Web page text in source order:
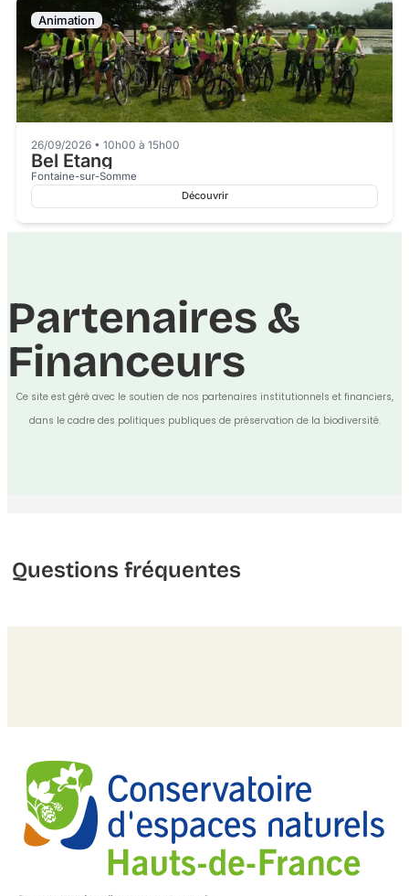
Animation
26/09/2026 • 10h00 à 15h00
Bel Etang
Fontaine-sur-Somme
Découvrir
Partenaires &
Financeurs
Ce site est géré avec le soutien de nos partenaires institutionnels et financiers,
dans le cadre des politiques publiques de préservation de la biodiversité.
Questions fréquentes